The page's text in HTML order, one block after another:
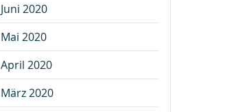
Juni 2020
Mai 2020
April 2020
März 2020